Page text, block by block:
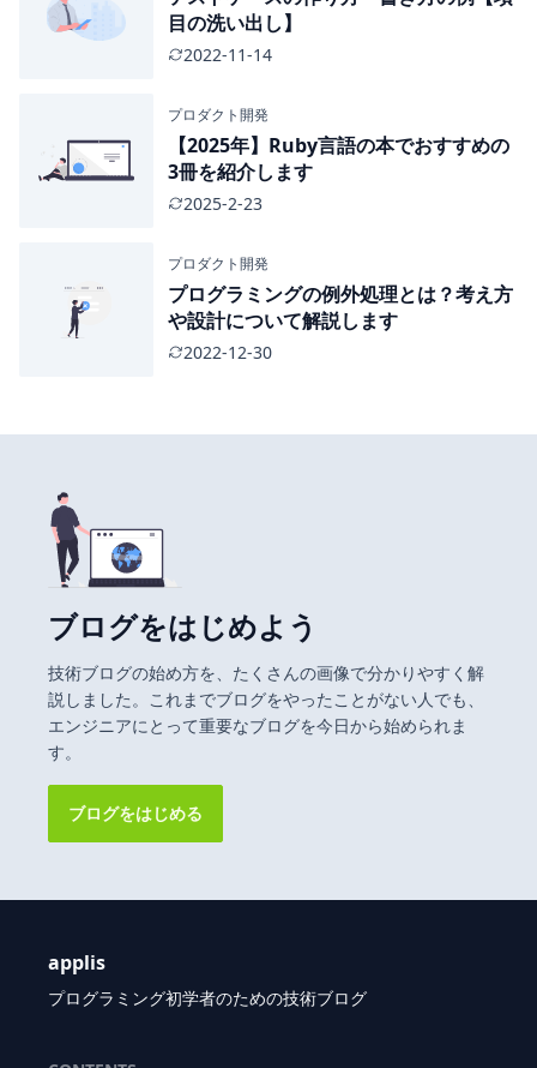
目の洗い出し】
2022-11-14
プロダクト開発
【2025年】Ruby言語の本でおすすめの
3冊を紹介します
2025-2-23
プロダクト開発
プログラミングの例外処理とは？考え方
や設計について解説します
2022-12-30
ブログをはじめよう
技術ブログの始め方を、たくさんの画像で分かりやすく解
説しました。これまでブログをやったことがない人でも、
エンジニアにとって重要なブログを今日から始められま
す。
ブログをはじめる
applis
プログラミング初学者のための技術ブログ